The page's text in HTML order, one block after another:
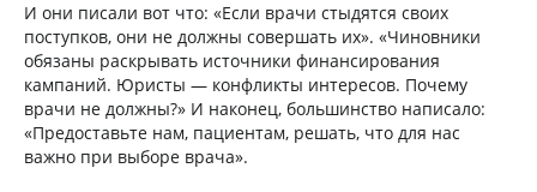
И они писали вот что: «Если врачи стыдятся своих
поступков, они не должны совершать их». «Чиновники
обязаны раскрывать источники финансирования
кампаний. Юристы — конфликты интересов. Почему
врачи не должны?» И наконец, большинство написало:
«Предоставьте нам, пациентам, решать, что для нас
важно при выборе врача».